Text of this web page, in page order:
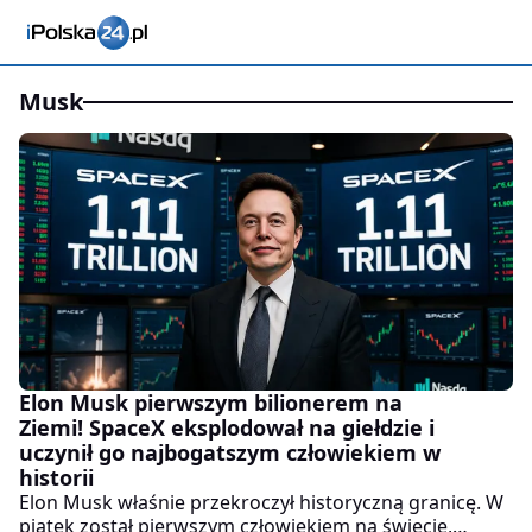
musk
Elon Musk pierwszym bilionerem na
Ziemi! SpaceX eksplodował na giełdzie i
uczynił go najbogatszym człowiekiem w
historii
Elon Musk właśnie przekroczył historyczną granicę. W
piątek został pierwszym człowiekiem na świecie,